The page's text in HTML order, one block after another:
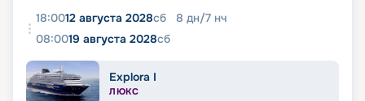
18:0012 августа 2028сб 8 дн/7 нч
08:0019 августа 2028сб
Explora I
ЛЮКС